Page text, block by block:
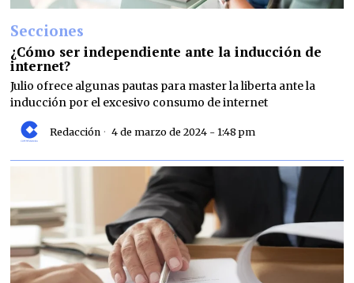
Secciones
¿Cómo ser independiente ante la inducción de
internet?
Julio ofrece algunas pautas para master la liberta ante la
inducción por el excesivo consumo de internet
Redacción 4 de marzo de 2024 - 1:48 pm